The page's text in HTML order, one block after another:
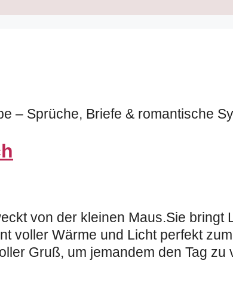
– Sprüche, Briefe & romantische
von der kleinen Maus.Sie bringt
voller Wärme und Licht perfekt
Gruß, um jemandem den Tag